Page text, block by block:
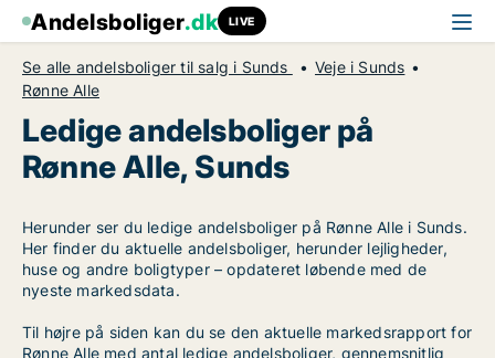
Andelsboliger.dk LIVE
Se alle andelsboliger til salg i Sunds
Veje i Sunds
Rønne Alle
Ledige andelsboliger på
Rønne Alle, Sunds
Herunder ser du ledige andelsboliger på Rønne Alle i Sunds.
Her finder du aktuelle andelsboliger, herunder lejligheder,
huse og andre boligtyper – opdateret løbende med de
nyeste markedsdata.
Til højre på siden kan du se den aktuelle markedsrapport for
Rønne Alle med antal ledige andelsboliger, gennemsnitlig